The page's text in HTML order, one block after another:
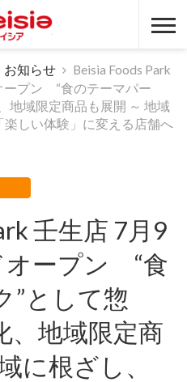
ベイシア
お知らせ
Beisia Foods Park
ープン “食のテーマパー
地域限定商品も展開 ～ 地域
しい体験」に変える店舗へ
壬生店 7月9
オープン “食
”として惣
、地域限定商
に根ざし、